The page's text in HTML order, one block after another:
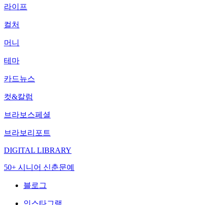
라이프
컬처
머니
테마
카드뉴스
컷&칼럼
브라보스페셜
브라보리포트
DIGITAL LIBRARY
50+ 시니어 신춘문예
블로그